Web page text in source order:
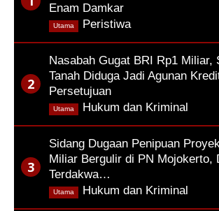
Enam Damkar
Peristiwa
Utama
Nasabah Gugat BRI Rp1 Miliar,
Tanah Diduga Jadi Agunan
Persetujuan
Hukum dan Kriminal
Utama
Sidang Dugaan Penipuan
Miliar Bergulir di PN Mojokerto,
Terdakwa…
Hukum dan Kriminal
Utama